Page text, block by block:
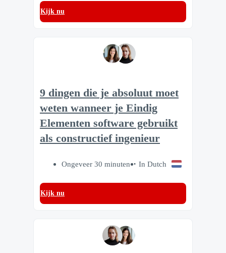
Kijk nu
9 dingen die je absoluut moet
weten wanneer je Eindig
Elementen software gebruikt
als constructief ingenieur
Ongeveer 30 minuten In Dutch
Kijk nu